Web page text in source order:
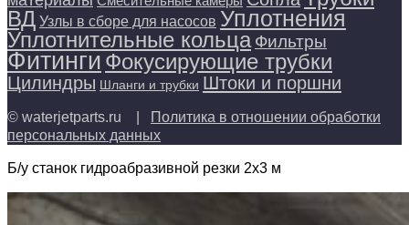
ВД Узлы в сборе для насосов Уплотнения
Уплотнительные кольца Фильтры
Фитинги Фокусирующие трубки
Цилиндры Шланги и трубки Штоки и поршни
© waterjetparts.ru |
Политика в отношении обработки
персональных данных
Б/у станок гидроабразивной резки 2х3 м